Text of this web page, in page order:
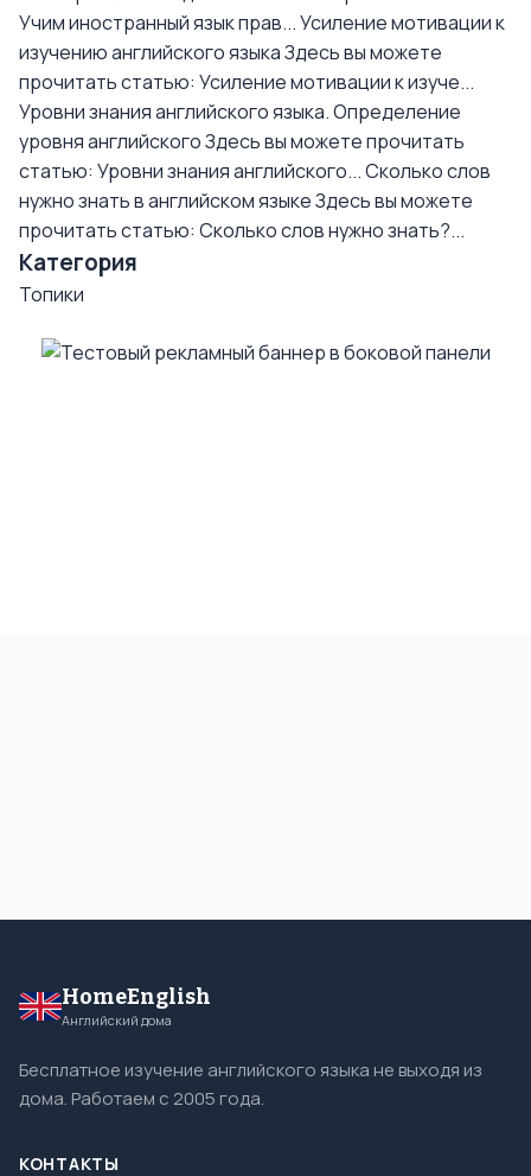
Учим иностранный язык прав...Усиление мотивации к
изучению английского языкаЗдесь вы можете
прочитать статью: Усиление мотивации к изуче...
Уровни знания английского языка. Определение
уровня английскогоЗдесь вы можете прочитать
статью: Уровни знания английского...Сколько слов
нужно знать в английском языкеЗдесь вы можете
прочитать статью: Сколько слов нужно знать?...
Категория
Топики
HomeEnglish
Английский дома
Бесплатное изучение английского языка не выходя из
дома. Работаем с 2005 года.
КОНТАКТЫ